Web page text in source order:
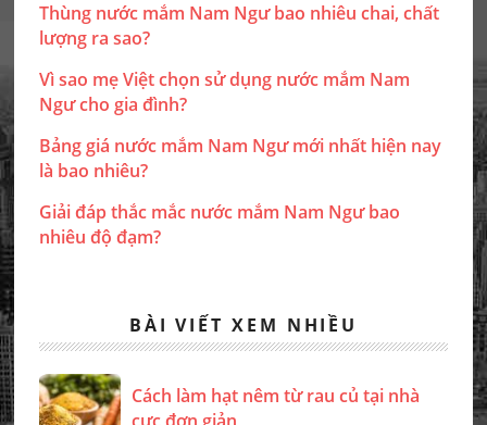
Thùng nước mắm Nam Ngư bao nhiêu chai, chất
lượng ra sao?
Vì sao mẹ Việt chọn sử dụng nước mắm Nam
Ngư cho gia đình?
Bảng giá nước mắm Nam Ngư mới nhất hiện nay
là bao nhiêu?
Giải đáp thắc mắc nước mắm Nam Ngư bao
nhiêu độ đạm?
BÀI VIẾT XEM NHIỀU
Cách làm hạt nêm từ rau củ tại nhà